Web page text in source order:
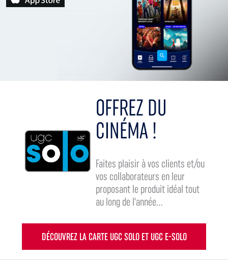
OFFREZ DU
CINÉMA !
Faites plaisir à vos clients et/ou
vos collaborateurs en leur
proposant le produit idéal tout
au long de l'année...
DÉCOUVREZ LA CARTE UGC SOLO ET UGC E-SOLO